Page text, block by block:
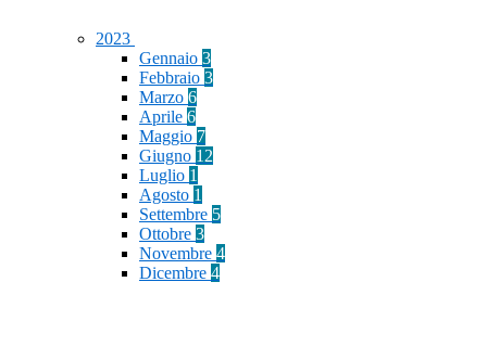
2023
Gennaio 3
Febbraio 3
Marzo 6
Aprile 6
Maggio 7
Giugno 12
Luglio 1
Agosto 1
Settembre 5
Ottobre 3
Novembre 4
Dicembre 4